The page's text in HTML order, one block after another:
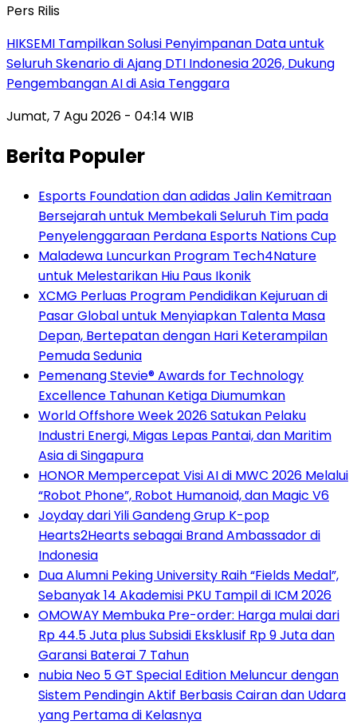
Pers Rilis
HIKSEMI Tampilkan Solusi Penyimpanan Data untuk
Seluruh Skenario di Ajang DTI Indonesia 2026, Dukung
Pengembangan AI di Asia Tenggara
Jumat, 7 Agu 2026 - 04:14 WIB
Berita Populer
Esports Foundation dan adidas Jalin Kemitraan
Bersejarah untuk Membekali Seluruh Tim pada
Penyelenggaraan Perdana Esports Nations Cup
Maladewa Luncurkan Program Tech4Nature
untuk Melestarikan Hiu Paus Ikonik
XCMG Perluas Program Pendidikan Kejuruan di
Pasar Global untuk Menyiapkan Talenta Masa
Depan, Bertepatan dengan Hari Keterampilan
Pemuda Sedunia
Pemenang Stevie® Awards for Technology
Excellence Tahunan Ketiga Diumumkan
World Offshore Week 2026 Satukan Pelaku
Industri Energi, Migas Lepas Pantai, dan Maritim
Asia di Singapura
HONOR Mempercepat Visi AI di MWC 2026 Melalui
“Robot Phone”, Robot Humanoid, dan Magic V6
Joyday dari Yili Gandeng Grup K-pop
Hearts2Hearts sebagai Brand Ambassador di
Indonesia
Dua Alumni Peking University Raih “Fields Medal”,
Sebanyak 14 Akademisi PKU Tampil di ICM 2026
OMOWAY Membuka Pre-order: Harga mulai dari
Rp 44.5 Juta plus Subsidi Eksklusif Rp 9 Juta dan
Garansi Baterai 7 Tahun
nubia Neo 5 GT Special Edition Meluncur dengan
Sistem Pendingin Aktif Berbasis Cairan dan Udara
yang Pertama di Kelasnya